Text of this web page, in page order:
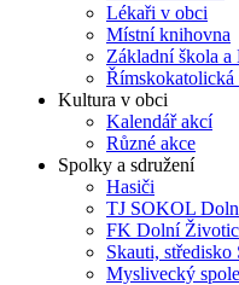
Lékaři v obci
Místní knihovna
Základní škola
Kultura v obci
Kalendář akcí
Různé akce
Spolky a sdružení
Hasiči
TJ SOKOL
FK Dolní
Skauti,
Myslivecký